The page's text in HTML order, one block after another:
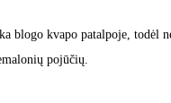
blogo kvapo patalpoje, todėl
pojūčių.